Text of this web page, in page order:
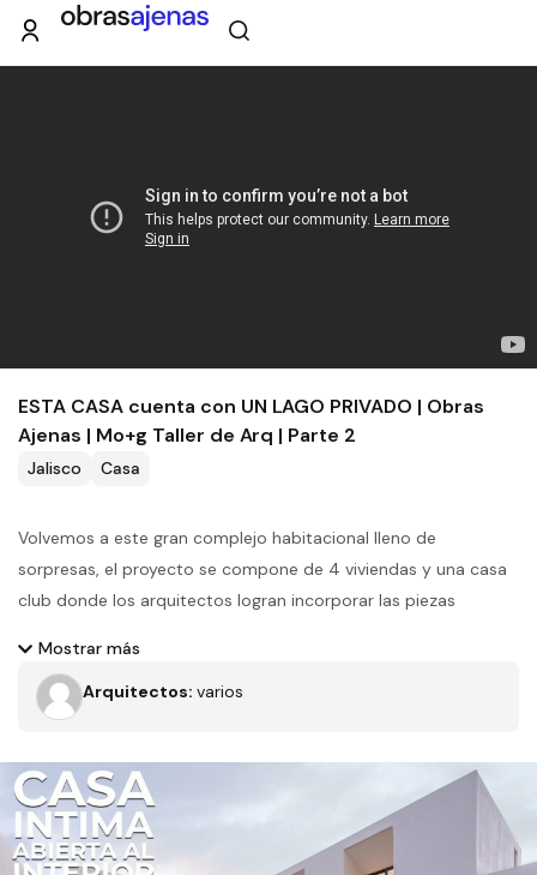
ESTA CASA cuenta con UN LAGO PRIVADO | Obras
Ajenas | Mo+g Taller de Arq | Parte 2
Jalisco Casa
Volvemos a este gran complejo habitacional lleno de
sorpresas, el proyecto se compone de 4 viviendas y una casa
club donde los arquitectos logran incorporar las piezas
materiales naturales, hacen parecer que estas bellas casas
siempre estuvieron en el terreno.
Mostrar más
Arquitectos: varios
Filtros